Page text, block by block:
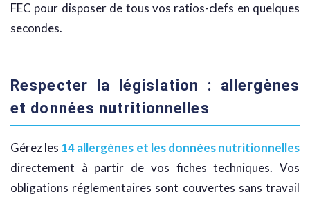
FEC pour disposer de tous vos ratios-clefs en quelques
secondes.
Respecter la législation : allergènes
et données nutritionnelles
Gérez les 14 allergènes et les données nutritionnelles
directement à partir de vos fiches techniques. Vos
obligations réglementaires sont couvertes sans travail